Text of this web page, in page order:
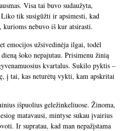
Visa tai buvo sudaužyta,
tik susigūžti ir apsimesti, kad
nebuvo iš kur atsirasti.
emocijos užsivedinėja ilgai, todėl
šoko nepajutau. Prisimenu žinią
kvartalus. Sukilo pyktis –
į tai, kas neturėtų vykti, kam apskritai
išpuolius geležinkeliuose. Žinoma,
matavausi, mintyse sukau įvairius
Ir supratau, kad man nepažįstama